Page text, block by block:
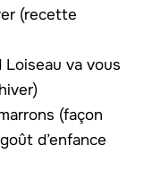
(recette
va vous
(façon
d’enfance